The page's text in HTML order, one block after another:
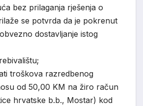
bez prilaganja rješenja o
se potvrda da je pokrenut
dostavljanje istog
troškova razredbenog
od 50,00 KM na žiro račun
hrvatske b.b., Mostar) kod